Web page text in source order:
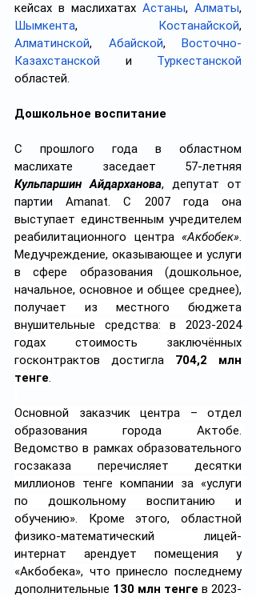
кейсах в маслихатах Астаны, Алматы
Шымкента, Костанайской
Алматинской, Абайской, Восточно-
Казахстанской и Туркестанской
областей.
Дошкольное воспитание
С прошлого года в областном
Кульпаршин Айдарханова, депутат от
партии Amanat. С 2007 года она
выступает единственным учредителем
реабилитационного центра «Акбобек».
Медучреждение, оказывающее и услуги
в сфере образования (дошкольное,
начальное, основное и общее среднее),
получает из местного бюджета
внушительные средства: в 2023-2024
годах стоимость заключённых
госконтрактов достигла 704,2 млн
тенге.
Основной заказчик центра – отдел
образования города Актобе.
Ведомство в рамках образовательного
госзаказа перечисляет десятки
миллионов тенге компании за «услуги
по дошкольному воспитанию и
обучению». Кроме этого, областной
физико-математический лицей-
интернат арендует помещения у
«Акбобека», что принесло последнему
дополнительные 130 млн тенге в 2023-